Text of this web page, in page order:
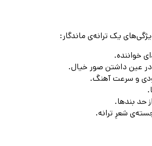
یک ترانه‌ی ماندگار:
خواننده.
عین داشتن صور خیال.
و سرعت آهنگ.
حد بندها.
شعرِ ترانه.